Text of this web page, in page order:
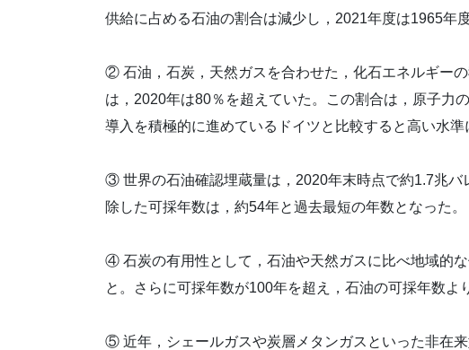
供給に占める石油の割合は減少し，2021年度は1965年
② 石油，石炭，天然ガスを合わせた，化石エネルギー
は，2020年は80％を超えていた。この割合は，原子力
導入を積極的に進めているドイツと比較すると高い水準
③ 世界の石油確認埋蔵量は，2020年末時点で約1.7兆
除した可採年数は，約54年と過去最短の年数となった。
④ 石炭の有用性として，石油や天然ガスに比べ地域的
と。さらに可採年数が100年を超え，石油の可採年数よ
⑤ 近年，シェールガスや炭層メタンガスといった非在